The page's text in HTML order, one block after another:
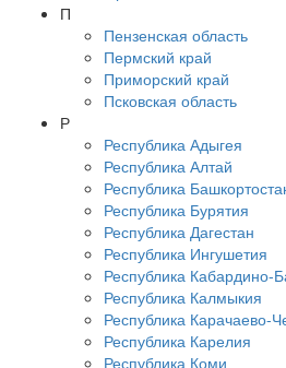
П
Пензенская область
Пермский край
Приморский край
Псковская область
Р
Республика Адыгея
Республика Алтай
Республика
Республика Бурятия
Республика Дагестан
Республика Ингушетия
Республика Кабардино-
Республика Калмыкия
Республика Карачаево-
Республика Карелия
Республика Коми